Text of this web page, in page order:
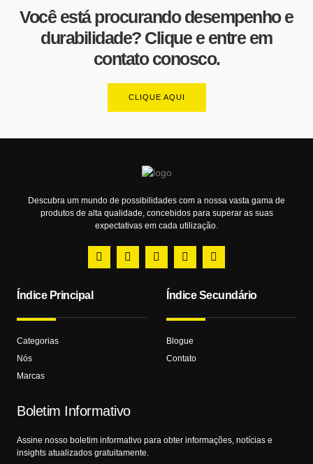
Você está procurando desempenho e
durabilidade? Clique e entre em
contato conosco.
CLIQUE AQUI
Descubra um mundo de possibilidades com a nossa vasta gama de
produtos de alta qualidade, concebidos para superar as suas
expectativas em cada utilização.
Índice Principal
Categorias
Nós
Marcas
Índice Secundário
Blogue
Contato
Boletim Informativo
Assine nosso boletim informativo para obter informações, notícias e
insights atualizados gratuitamente.